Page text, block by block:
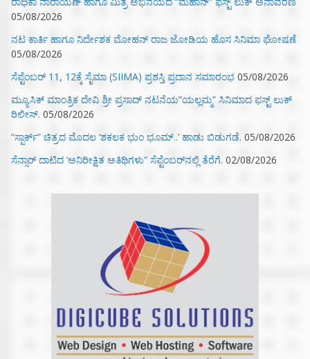
05/08/2026
ನಟ ಕಾರ್ತಿ ಹಾಗೂ ನಿರ್ದೇಶಕ ಮೋಹನ್ ರಾಜ ಜೋಡಿಯ ಹೊಸ ಸಿನಿಮಾ ಘೋಷಣೆ
05/08/2026
ಸೆಪ್ಟೆಂಬರ್ 11, 12ಕ್ಕೆ ಸೈಮಾ (SIIMA) ಪ್ರಶಸ್ತಿ ಪ್ರದಾನ ಸಮಾರಂಭ 05/08/2026
ಮ್ಯೂಸಿಕ್‌ ಮಾಂತ್ರಿಕ ದೇವಿ ಶ್ರೀ ಪ್ರಸಾದ್ ನಟನೆಯ”ಯಲ್ಲಮ್ಮ” ಸಿನಿಮಾದ ಫಸ್ಟ್‌ ಲುಕ್‌
ರಿಲೀಸ್. 05/08/2026
“ಸ್ಪಾರ್ಕ್” ಚಿತ್ರದ ಮೊದಲ‌ ‘ಶಕಲಕ ಭುಂ‌ ಭೂಮ್..’ ಹಾಡು ಬಿಡುಗಡೆ. 05/08/2026
ಸೆನ್ಸಾರ್ ದಾಟಿದ ‘ಅನಿರೀಕ್ಷಿತ ಅತಿಥಿಗಳು” ಸೆಪ್ಟೆಂಬರ್‌ನಲ್ಲಿ ತೆರೆಗೆ. 02/08/2026